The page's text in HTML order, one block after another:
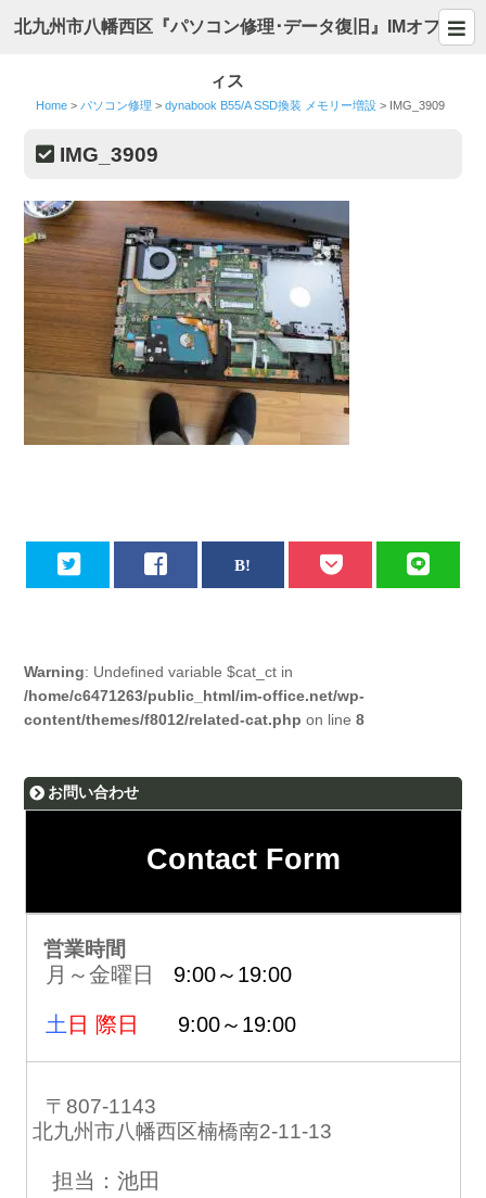
北九州市八幡西区『パソコン修理･データ復旧』IMオフ
ィス
Home > パソコン修理 >dynabook B55/A SSD換装 メモリー増設 > IMG_3909
IMG_3909
Warning: Undefined variable $cat_ct in
/home/c6471263/public_html/im-office.net/wp-
content/themes/f8012/related-cat.php on line8
お問い合わせ
Contact Form
営業時間
月～金曜日 9:00～19:00
土 日 際日 9:00～19:00
〒807-1143
北九州市八幡西区楠橋南2-11-13
担当：池田